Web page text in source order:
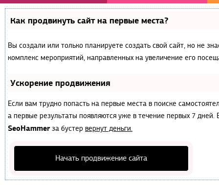
Как продвинуть сайт на первые места?
Вы создали или только планируете создать свой сайт, но не
комплекс мероприятий, направленных на увеличение его
Ускорение продвижения
Если вам трудно попасть на первые места в поиске
а первые результаты появляются уже в течение первых 7
SeoHammerза бустер вернут деньги.
Начать продвижение сайта